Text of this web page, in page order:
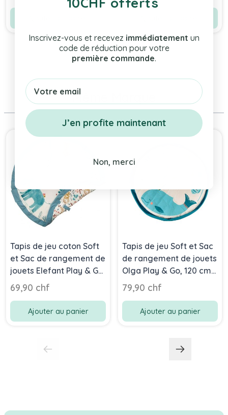
Même Marque
Press to skip carousel
Tapis de jeu coton Soft
et Sac de rangement de
jouets Elefant Play & Go,
120 cm diamètre
69,90 chf
Ajouter au panier
Tapis de jeu Soft et Sac
de rangement de jouets
Olga Play & Go, 120 cm
diamètre
79,90 chf
Ajouter au panier
Inscrivez-vous et recevez immédiatement un
code de réduction pour votre
première commande.
Email
J’en profite maintenant
Non, merci